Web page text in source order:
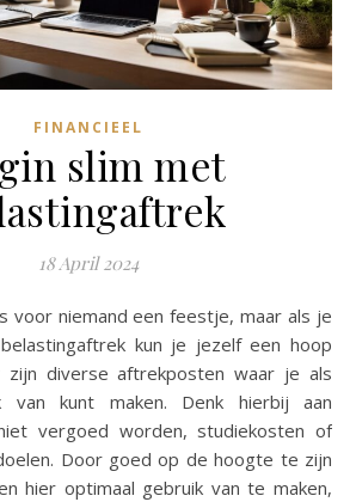
FINANCIEEL
slim met
18 April 2024
kun je jezelf een hoop
zijn diverse aftrekposten waar je als
van kunt maken. Denk hierbij aan
vergoed worden, studiekosten of
Door goed op de hoogte te zijn
hier optimaal gebruik van te maken,